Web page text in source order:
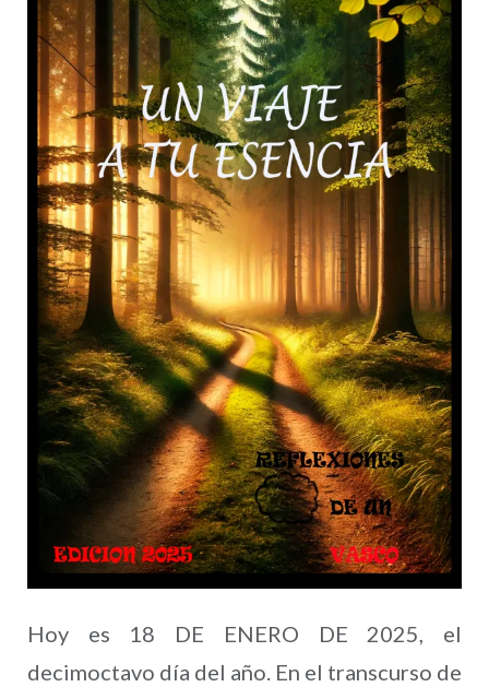
Hoy es 18 DE ENERO DE 2025, el
decimoctavo día del año. En el transcurso de